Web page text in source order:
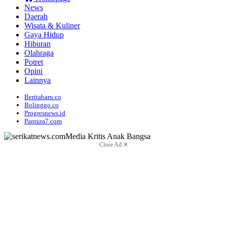
News
Daerah
Wisata & Kuliner
Gaya Hidup
Hiburan
Olahraga
Potret
Opini
Lainnya
Beritabaru.co
Bolinggo.co
Progresnews.id
Pantura7.com
Close Ad ✕